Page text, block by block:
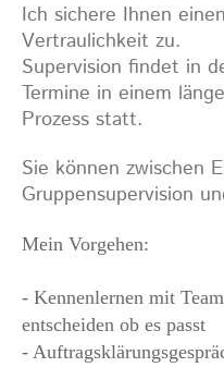
Ich sichere Ihnen
Vertraulichkeit zu.
Supervision findet in
Termine in einem
Prozess statt.
Sie können zwischen
Gruppensupervision
Mein Vorgehen:
- Kennenlernen mit
entscheiden ob es passt
-